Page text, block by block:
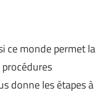
ce monde permet la
donne les étapes à